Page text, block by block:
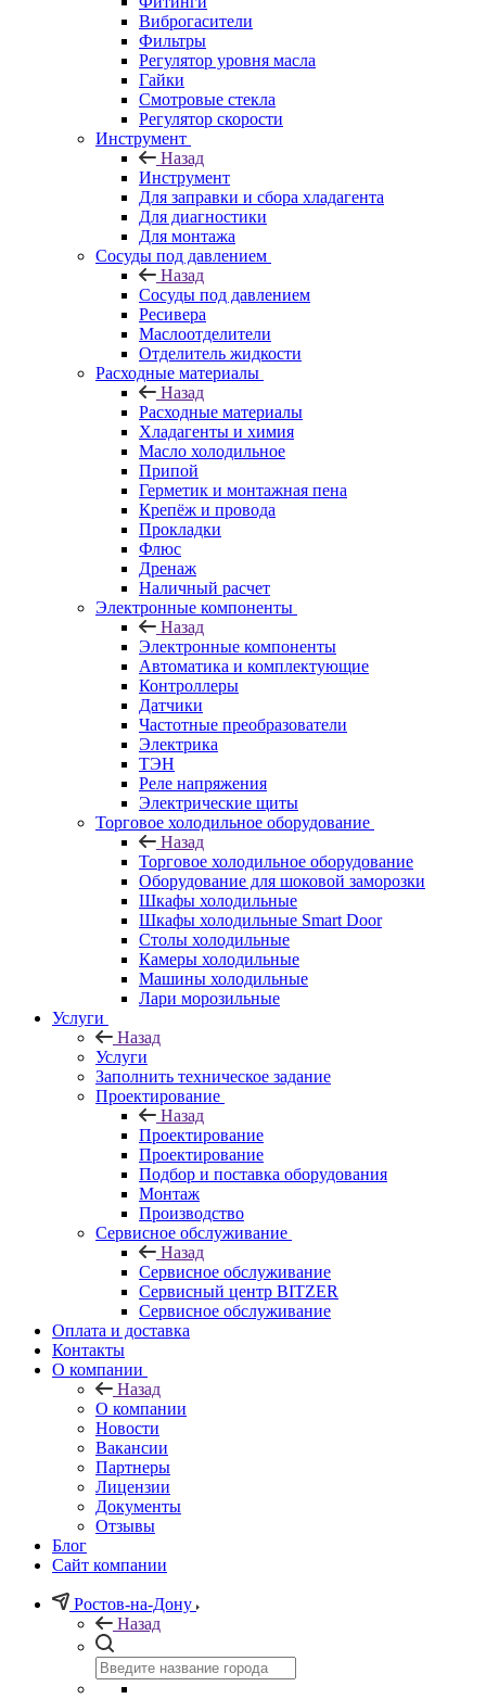
Виброгасители
Фильтры
Регулятор уровня масла
Гайки
Смотровые стекла
Регулятор скорости
Инструмент
Назад
Инструмент
Для заправки и сбора хладагента
Для диагностики
Для монтажа
Сосуды под давлением
Назад
Сосуды под давлением
Ресивера
Маслоотделители
Отделитель жидкости
Расходные материалы
Назад
Расходные материалы
Хладагенты и химия
Масло холодильное
Припой
Герметик и монтажная пена
Крепёж и провода
Прокладки
Флюс
Дренаж
Наличный расчет
Электронные компоненты
Назад
Электронные компоненты
Автоматика и комплектующие
Контроллеры
Датчики
Частотные преобразователи
Электрика
ТЭН
Реле напряжения
Электрические щиты
Торговое холодильное оборудование
Назад
Торговое холодильное оборудование
Оборудование для шоковой заморозки
Шкафы холодильные
Шкафы холодильные Smart Door
Столы холодильные
Камеры холодильные
Машины холодильные
Лари морозильные
Услуги
Назад
Услуги
Заполнить техническое задание
Проектирование
Назад
Проектирование
Проектирование
Подбор и поставка оборудования
Монтаж
Производство
Сервисное обслуживание
Назад
Сервисное обслуживание
Сервисный центр BITZER
Сервисное обслуживание
Оплата и доставка
Контакты
О компании
Назад
О компании
Новости
Вакансии
Партнеры
Лицензии
Документы
Отзывы
Блог
Сайт компании
Ростов-на-Дону
Назад